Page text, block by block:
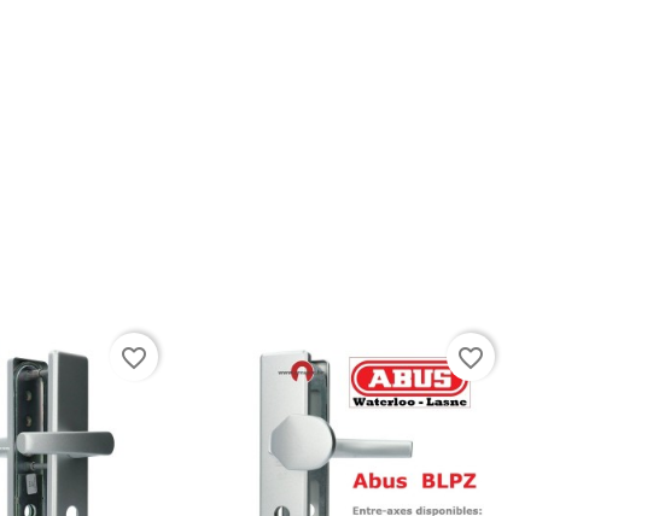
favorite_border favorite_border